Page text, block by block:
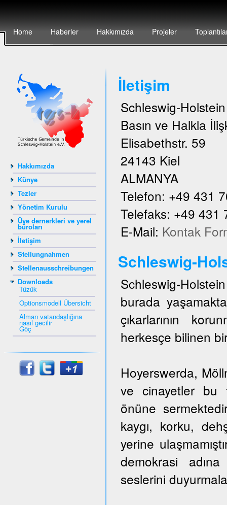
Home Haberler Hakkımızda Projeler
Hakkımızda
Künye
Tezler
Yönetim Kurulu
Üye dernerkleri ve yerel
büroları
İletişim
Stellungnahmen
Stellenausschreibungen
Downloads
Tüzük
Optionsmodell Übersicht
Alman vatandaşlığına
nasıl gecilir
Göç
İletişim
Schleswig-
Basın ve Halkla
Elisabethstr. 59
24143 Kiel
ALMANYA
Telefon: +49 431
Telefaks: +49 431
E-Mail: Kontak
Schleswig-
Schleswig-
burada
çıkarlarının
herkesçe bilinen
Hoyerswerda,
ve cinayetler bu
önüne
kaygı, korku,
yerine
demokrasi
seslerini